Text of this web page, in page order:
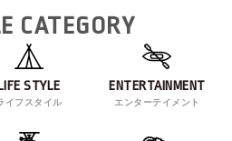
CATEGORY
STYLE
イフスタイル
ENTERTAINMENT
エンターテイメント